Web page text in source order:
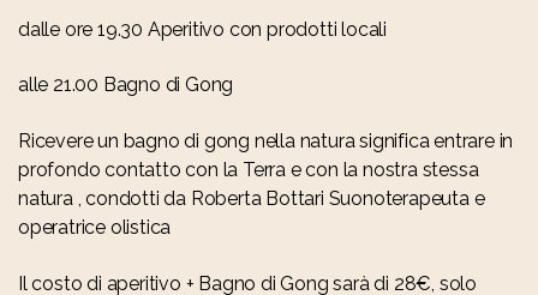
dalle ore 19.30 Aperitivo con prodotti locali
alle 21.00 Bagno di Gong
Ricevere un bagno di gong nella natura significa entrare in
profondo contatto con la Terra e con la nostra stessa
natura , condotti da Roberta Bottari Suonoterapeuta e
operatrice olistica
Il costo di aperitivo + Bagno di Gong sarà di 28€, solo